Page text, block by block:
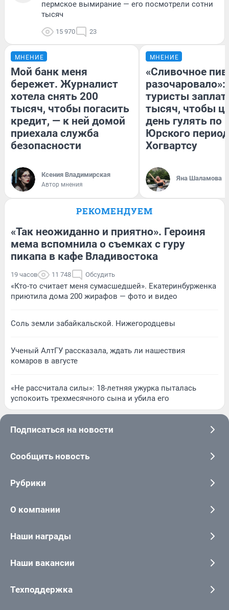
пермское вымирание — его посмотрели сотни
тысяч
15 970 23
МНЕНИЕ
Мой банк меня
бережет. Журналист
хотела снять 200
тысяч, чтобы погасить
кредит, — к ней домой
приехала служба
безопасности
Ксения Владимирская
Автор мнения
МНЕНИЕ
«Сливочное
разочаровало»:
туристы
тысяч, чтобы
день гулять по
Юрского
Хогвартсу
Яна Шаламова
РЕКОМЕНДУЕМ
«Так неожиданно и приятно». Героиня
мема вспомнила о съемках с гуру
пикапа в кафе Владивостока
19 часов 11 748 Обсудить
«Кто-то считает меня сумасшедшей». Екатеринбурженка
приютила дома 200 жирафов — фото и видео
Соль земли забайкальской. Нижегородцевы
Ученый АлтГУ рассказала, ждать ли нашествия
комаров в августе
«Не рассчитала силы»: 18-летняя ужурка пыталась
успокоить трехмесячного сына и убила его
Подписаться на новости
Сообщить новость
Рубрики
О компании
Наши награды
Наши вакансии
Техподдержка